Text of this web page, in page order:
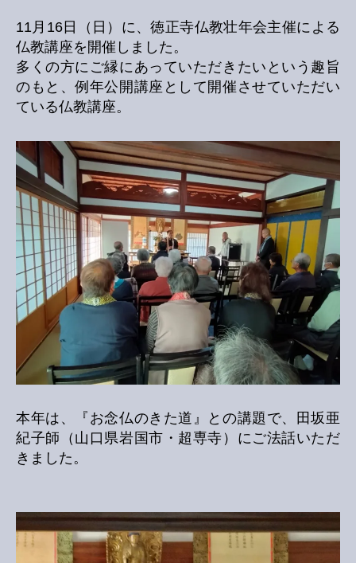
11月16日（日）に、徳正寺仏教壮年会主催による
仏教講座を開催しました。
多くの方にご縁にあっていただきたいという趣旨
のもと、例年公開講座として開催させていただい
ている仏教講座。
本年は、『お念仏のきた道』との講題で、田坂亜
紀子師（山口県岩国市・超専寺）にご法話いただ
きました。